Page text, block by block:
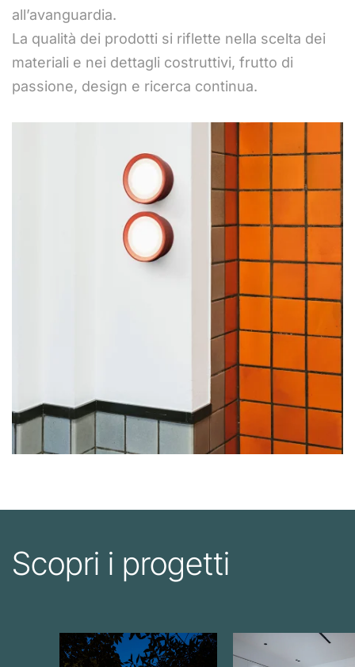
all’avanguardia.
La qualità dei prodotti si riflette nella scelta dei
materiali e nei dettagli costruttivi, frutto di
passione, design e ricerca continua.
Scopri i progetti